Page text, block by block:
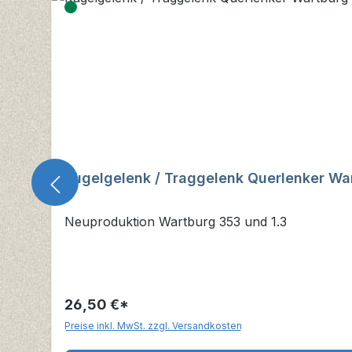
Kugelgelenk / Traggelenk Querlenker
Neuproduktion Wartburg 353 und 1.3
26,50 €*
Preise inkl. MwSt. zzgl. Versandkosten